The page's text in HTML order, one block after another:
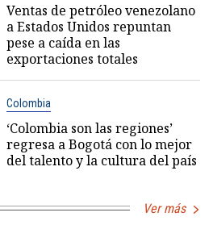
Ventas de petróleo venezolano
a Estados Unidos repuntan
pese a caída en las
exportaciones totales
Colombia
‘Colombia son las regiones’
regresa a Bogotá con lo mejor
del talento y la cultura del país
Ver más